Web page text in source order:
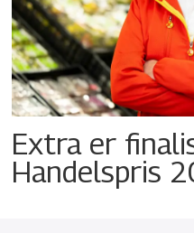
Extra er
Handelspris